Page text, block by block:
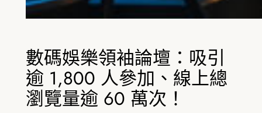
數碼娛樂領袖論壇：吸引
逾 1,800 人參加、線上總
瀏覽量逾 60 萬次！